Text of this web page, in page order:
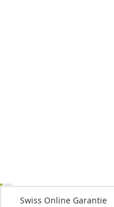
Swiss Online Garantie